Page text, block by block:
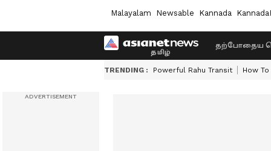
Malayalam Newsable Kannada
தற்போதைய
TRENDING : Powerful Rahu Transit How